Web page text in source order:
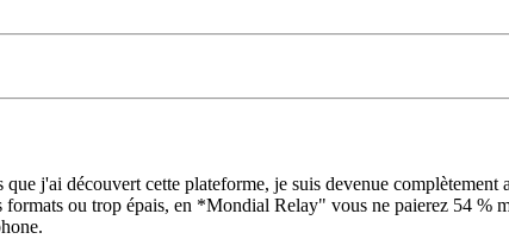
j'ai découvert cette plateforme, je suis devenue
ou trop épais, en *Mondial Relay" vous ne paierez 54 %